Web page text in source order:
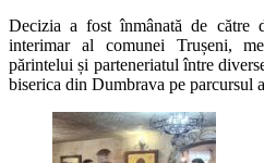
Decizia a fost înmânată de către
interimar al comunei Trușeni,
părintelui și parteneriatul între
biserica din Dumbrava pe parcursul